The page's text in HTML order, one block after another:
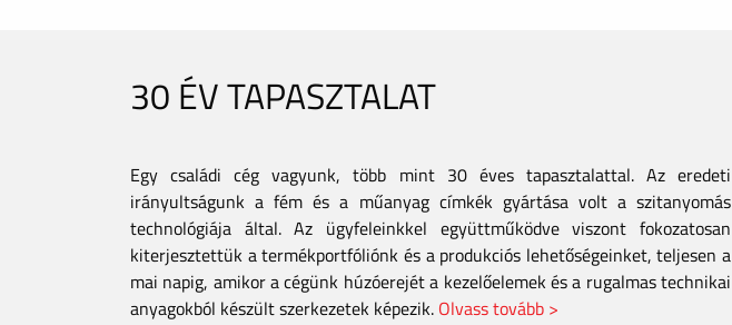
30 ÉV TAPASZTALAT
Egy családi cég vagyunk, több mint 30 éves tapasztalattal. Az eredeti
irányultságunk a fém és a műanyag címkék gyártása volt a szitanyomás
technológiája által. Az ügyfeleinkkel együttműködve viszont fokozatosan
kiterjesztettük a termékportfóliónk és a produkciós lehetőségeinket, teljesen a
mai napig, amikor a cégünk húzóerejét a kezelőelemek és a rugalmas technikai
anyagokból készült szerkezetek képezik. Olvass tovább >